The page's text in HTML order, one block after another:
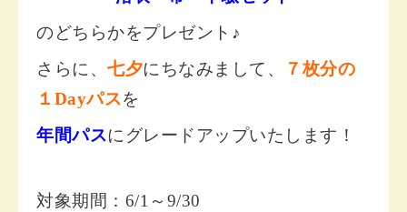
のどちらかをプレゼント♪
さらに、 七夕にちなみまして、
７枚分の
１Dayパスを
年間パスにグレードアップいたします！
対象期間：6/1～9/30